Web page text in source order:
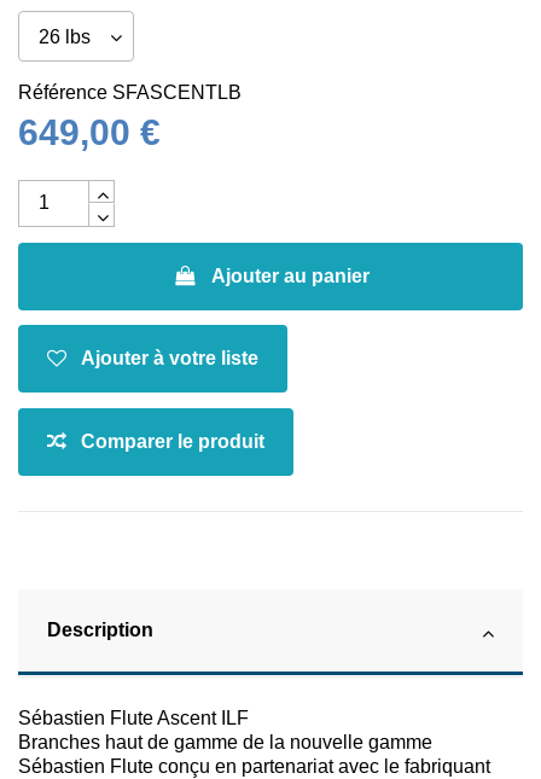
Référence SFASCENTLB
649,00 €
Ajouter au panier
Description
Sébastien Flute Ascent ILF
Branches haut de gamme de la nouvelle gamme
Sébastien Flute conçu en partenariat avec le fabriquant